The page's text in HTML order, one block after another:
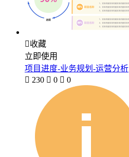
收藏
立即使用
项目进度-业务规划-运营分析
 230  0  0